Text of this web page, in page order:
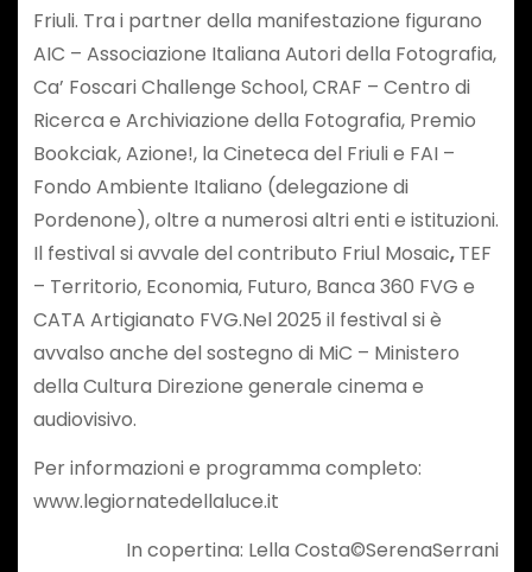
Friuli. Tra i partner della manifestazione figurano
AIC – Associazione Italiana Autori della Fotografia,
Ca’ Foscari Challenge School, CRAF – Centro di
Ricerca e Archiviazione della Fotografia, Premio
Bookciak, Azione!, la Cineteca del Friuli e FAI –
Fondo Ambiente Italiano (delegazione di
Pordenone), oltre a numerosi altri enti e istituzioni.
Il festival si avvale del contributo Friul Mosaic,TEF
– Territorio, Economia, Futuro, Banca 360 FVG e
CATA Artigianato FVG.Nel 2025 il festival si è
avvalso anche del sostegno di MiC – Ministero
della Cultura Direzione generale cinema e
audiovisivo.
Per informazioni e programma completo:
www.legiornatedellaluce.it
In copertina: Lella Costa©SerenaSerrani